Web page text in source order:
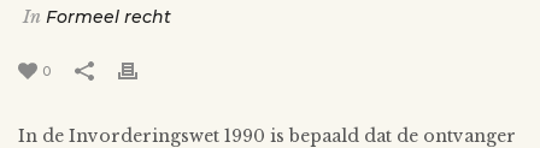
In Formeel recht
0
In de Invorderingswet 1990 is bepaald dat de ontvanger